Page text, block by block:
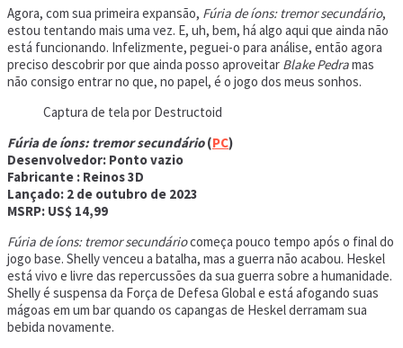
Agora, com sua primeira expansão, Fúria de íons: tremor secundário,
estou tentando mais uma vez. E, uh, bem, há algo aqui que ainda não
está funcionando. Infelizmente, peguei-o para análise, então agora
preciso descobrir por que ainda posso aproveitar Blake Pedramas
não consigo entrar no que, no papel, é o jogo dos meus sonhos.
Captura de tela por Destructoid
Fúria de íons: tremor secundário(PC)
Desenvolvedor: Ponto vazio
Fabricante : Reinos 3D
Lançado: 2 de outubro de 2023
MSRP: US$ 14,99
Fúria de íons: tremor secundáriocomeça pouco tempo após o final do
jogo base. Shelly venceu a batalha, mas a guerra não acabou. Heskel
está vivo e livre das repercussões da sua guerra sobre a humanidade.
Shelly é suspensa da Força de Defesa Global e está afogando suas
mágoas em um bar quando os capangas de Heskel derramam sua
bebida novamente.